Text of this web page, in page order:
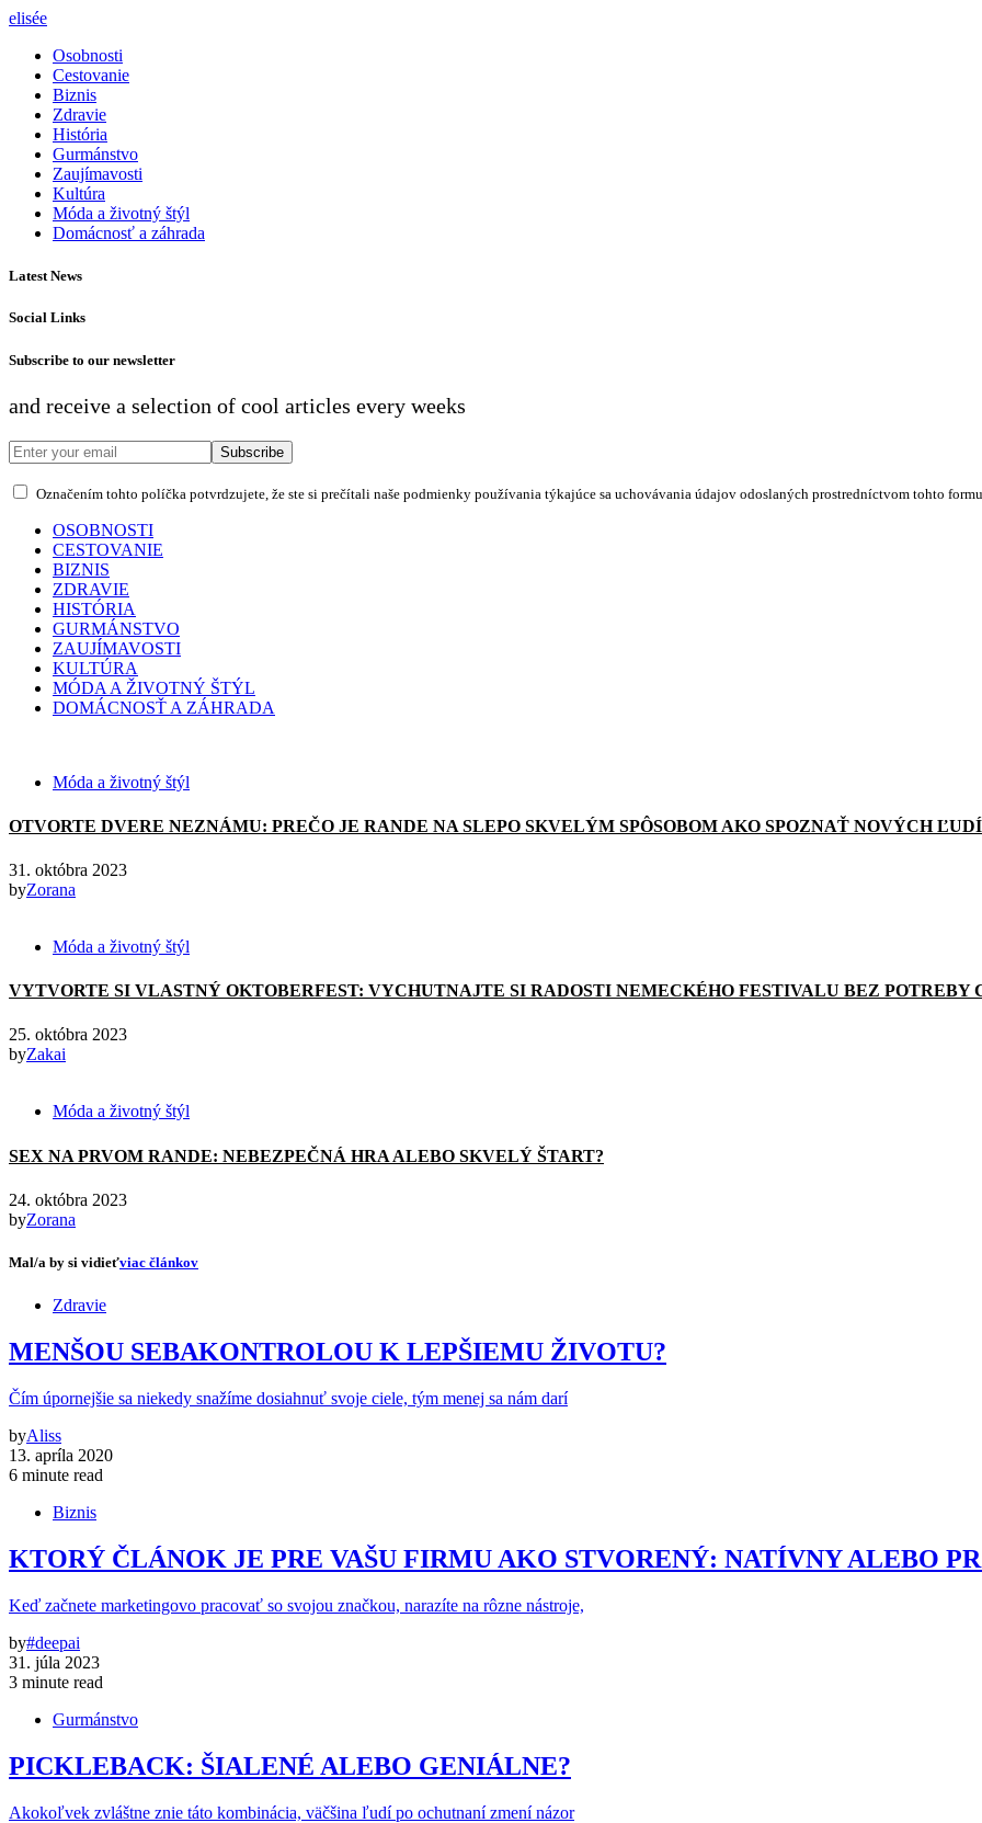
elisée
Osobnosti
Cestovanie
Biznis
Zdravie
História
Gurmánstvo
Zaujímavosti
Kultúra
Móda a životný štýl
Domácnosť a záhrada
Latest News
Social Links
Subscribe to our newsletter
and receive a selection of cool articles every weeks
Subscribe
Označením tohto políčka potvrdzujete, že ste si prečítali naše podmienky používania týkajúce sa uchovávania údajov odoslaných prostredníctvom tohto
OSOBNOSTI
CESTOVANIE
BIZNIS
ZDRAVIE
HISTÓRIA
GURMÁNSTVO
ZAUJÍMAVOSTI
KULTÚRA
MÓDA A ŽIVOTNÝ ŠTÝL
DOMÁCNOSŤ A ZÁHRADA
Móda a životný štýl
OTVORTE DVERE NEZNÁMU: PREČO JE RANDE NA SLEPO SKVELÝM SPÔSOBOM AKO SPOZNAŤ NOVÝCH
31. októbra 2023
byZorana
Móda a životný štýl
VYTVORTE SI VLASTNÝ OKTOBERFEST: VYCHUTNAJTE SI RADOSTI NEMECKÉHO FESTIVALU BEZ POTREBY
25. októbra 2023
byZakai
Móda a životný štýl
SEX NA PRVOM RANDE: NEBEZPEČNÁ HRA ALEBO SKVELÝ ŠTART?
24. októbra 2023
byZorana
Mal/a by si vidieťviac článkov
Zdravie
MENŠOU SEBAKONTROLOU K LEPŠIEMU ŽIVOTU?
Čím úpornejšie sa niekedy snažíme dosiahnuť svoje ciele, tým menej sa nám darí
byAliss
13. apríla 2020
6 minute read
Biznis
KTORÝ ČLÁNOK JE PRE VAŠU FIRMU AKO STVORENÝ: NATÍVNY ALEBO
Keď začnete marketingovo pracovať so svojou značkou, narazíte na rôzne nástroje,
by#deepai
31. júla 2023
3 minute read
Gurmánstvo
PICKLEBACK: ŠIALENÉ ALEBO GENIÁLNE?
Akokoľvek zvláštne znie táto kombinácia, väčšina ľudí po ochutnaní zmení názor